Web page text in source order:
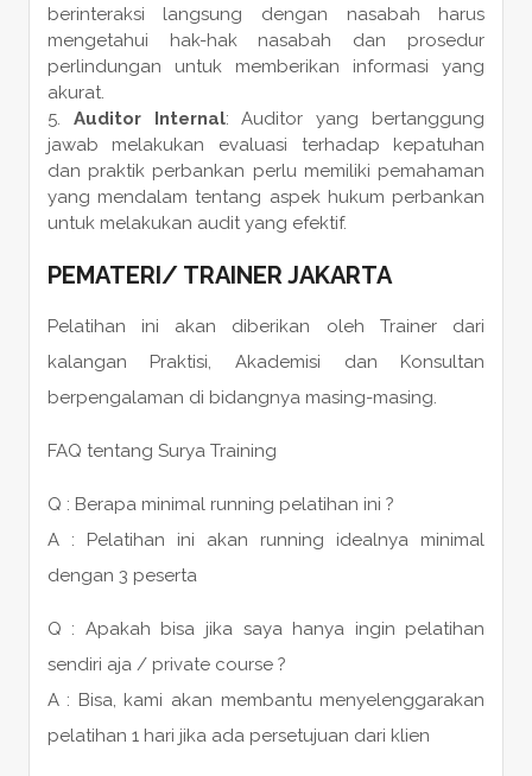
berinteraksi langsung dengan nasabah harus
mengetahui hak-hak nasabah dan prosedur
perlindungan untuk memberikan informasi yang
akurat.
Auditor Internal: Auditor yang bertanggung
jawab melakukan evaluasi terhadap kepatuhan
dan praktik perbankan perlu memiliki pemahaman
yang mendalam tentang aspek hukum perbankan
untuk melakukan audit yang efektif.
PEMATERI/ TRAINERJAKARTA
Pelatihan ini akan diberikan oleh Trainer dari
kalangan Praktisi, Akademisi dan Konsultan
berpengalaman di bidangnya masing-masing.
FAQ tentang Surya Training
Q : Berapa minimal running pelatihan ini ?
A : Pelatihan ini akan running idealnya minimal
dengan 3 peserta
Q : Apakah bisa jika saya hanya ingin pelatihan
sendiri aja / private course ?
A : Bisa, kami akan membantu menyelenggarakan
pelatihan 1 hari jika ada persetujuan dari klien